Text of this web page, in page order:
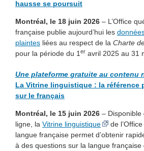
hausse se poursuit
Montréal, le 18 juin 2026 – L’Office
française publie aujourd’hui les
plaintes liées au respect de la Charte
pour la période du 1 er avril 2025 au 31
Une plateforme gratuite au contenu
La Vitrine linguistique : la référence
sur le français
Montréal, le 15 juin 2026 – Disponible
ligne, la Vitrine linguistique
de
langue française permet d’obtenir
à des questions sur la langue